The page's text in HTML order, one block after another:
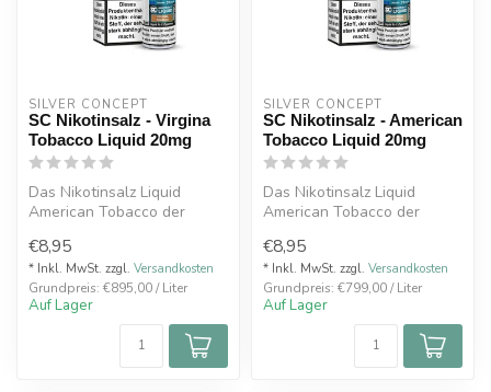
SILVER CONCEPT
SC Nikotinsalz - Virgina
Tobacco Liquid 20mg
Das Nikotinsalz Liquid
American Tobacco der
durch eine Ni...
€8,95
* Inkl. MwSt. zzgl. Versandkosten
Grundpreis: €895,00 / Liter
Auf Lager
SILVER CONCEPT
SC Nikotinsalz - American
Tobacco Liquid 20mg
Das Nikotinsalz Liquid
American Tobacco der
durch eine Ni...
€8,95
* Inkl. MwSt. zzgl. Versandkosten
Grundpreis: €799,00 / Liter
Auf Lager